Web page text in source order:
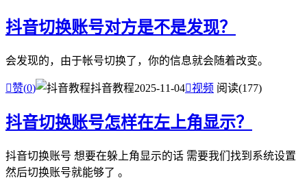
抖音切换账号对方是不是发现？
会发现的，由于帐号切换了，你的信息就会随着改变。
赞(0) 抖音教程2025-11-04视频 阅读(177)
抖音切换账号怎样在左上角显示？
抖音切换账号 想要在躲上角显示的话 需要我们找到系统设置
然后切换账号就能够了 。